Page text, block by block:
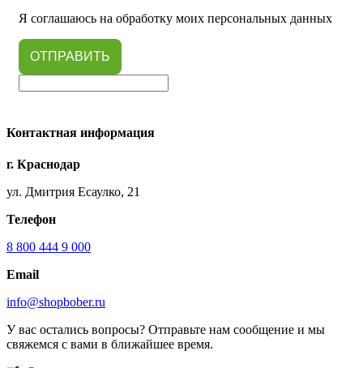
Я соглашаюсь на обработку моих персональных данных
ОТПРАВИТЬ
Контактная информация
г. Краснодар
ул. Дмитрия Есаулко, 21
Телефон
8 800 444 9 000
Email
info@shopbober.ru
У вас остались вопросы? Отправьте нам сообщение и мы
свяжемся с вами в ближайшее время.